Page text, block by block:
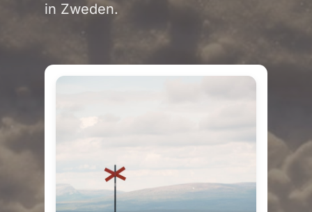
in Zweden.